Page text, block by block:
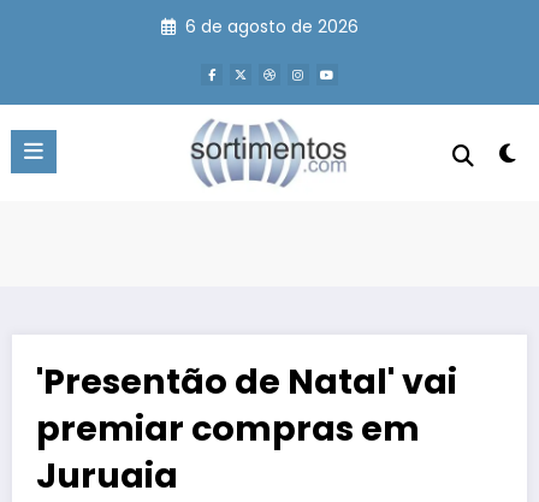
6 de agosto de 2026
'Presentão de Natal' vai
premiar compras em
Juruaia